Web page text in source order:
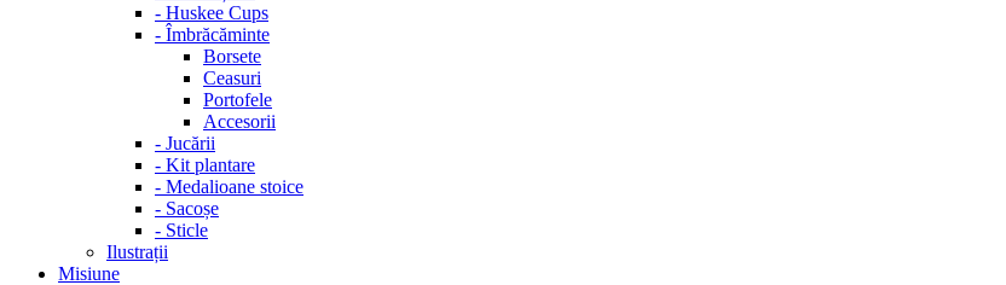
- Huskee Cups
- Îmbrăcăminte
Borsete
Ceasuri
Portofele
Accesorii
- Jucării
- Kit plantare
- Medalioane stoice
- Sacoșe
- Sticle
Ilustrații
Misiune